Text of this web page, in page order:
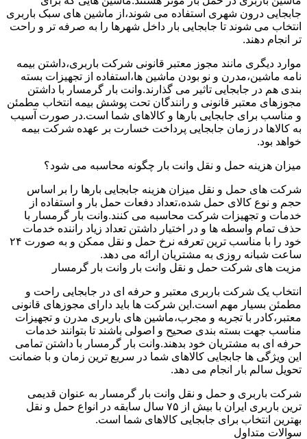
جابجایی درون شهری استفاده می شوند،از ماشین های سبک باربری
انتخاب می شوند تا جابجایی بار داخل شهرها را به صرفه تر و راحت
تر انجام دهند.
موارد دیگری مانند مجوز معتبر قانونی شرکت باربری،داشتن بیمه
نامه ماشین،مدرن و نو بودن ماشین ها،استفاده از تجهیزات بسته
بندی هم در جابجایی تاثیر می گذارند.وانت بار گرمسار با داشتن
مجوزهای معتبر قانونی و رانندگان تحت پوشش بیمه انتخاب مطمئن
و مناسب برای جابجایی بارها و کالاهای شما است.در صورت آسیب
به کالاها در زمان جابجایی پرداخت خسارت بر عهده شرکت بیمه
خواهد بود.
میزان هزینه حمل و نقل وانت بار چگونه محاسبه می شود؟
شرکت های حمل و نقل میزان هزینه جابجایی بارها را بر اساس
حجم و نوع کالای حمل شده،تعداد دفعات حمل بار و استفاده از
خدمات و تجهیزات شرکت محاسبه می کنند.وانت بار گرمسار با
حذف تمام واسطه ها و در اختیار داشتن تعداد زیاد راننده خدمات
خود را با مناسب ترین تعرفه نرخ حمل و نقل ممکن و به صورت ۲۴
ساعت شبانه روزی به مشتریان ارائه می دهد.
مزیت های شرکت حمل و نقل وانت بار وانت بار گرمسار
انتخاب یک شرکت باربری معتبر و حرفه ای در جابجایی راحت و
مطمئن بسیار مهم است.این شرکت ها باید دارای مجوزهای قانونی
معتبر،کادر با تجربه و مجرب،ماشین های باربری مدرن و تجهیزات
مناسب جهت بسته بندی صحیح و اصولی باشند تا بتوانند خدمات
حرفه ای به مشتریان خود بدهند.وانت بار گرمسار با داشتن تمامی
این ویژگی ها جابجایی کالاهای شما در سریع ترین زمان و با ضمانت
تحویل سالم بار انجام می دهد.
شرکت باربری و حمل و نقل وانت بار گرمسار به عنوان قدیمی
ترین باربری ایران با بیش از ۷۵ سال سابقه در انواع حمل و نقل
بهترین انتخاب برای جابجایی کالاهای شما است.
سوالات متداول